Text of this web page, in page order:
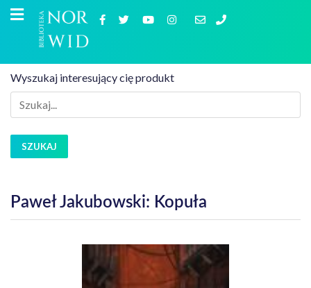
Wyszukaj interesujący cię produkt
SZUKAJ
Paweł Jakubowski: Kopuła